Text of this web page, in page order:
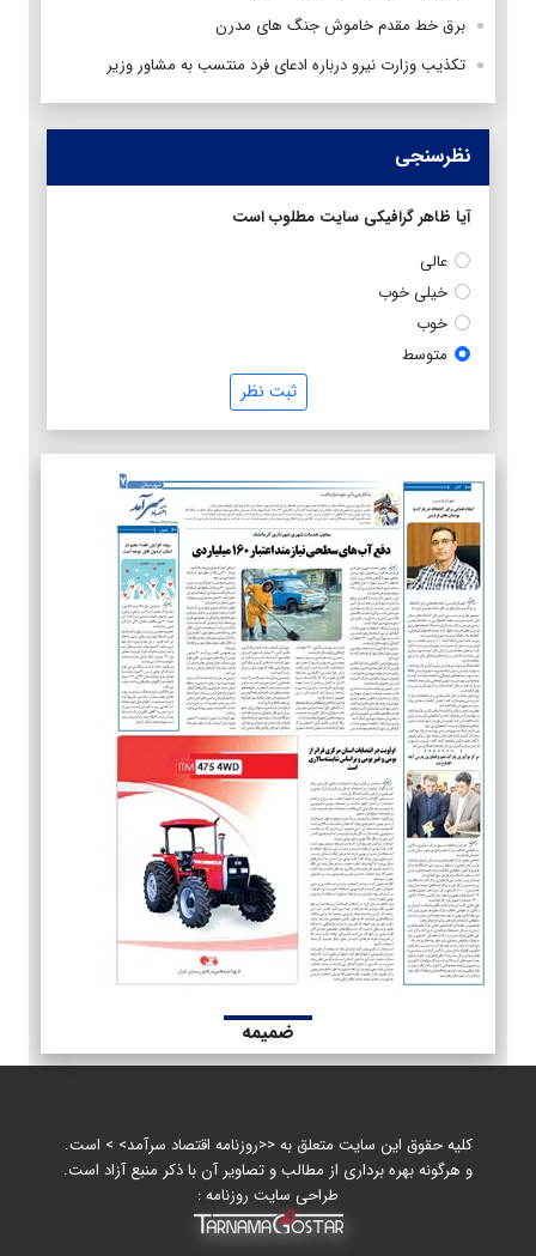
برق خط مقدم خاموش جنگ های مدرن
تکذیب وزارت نیرو درباره ادعای فرد منتسب به مشاور وزیر
نظرسنجی
آیا ظاهر گرافیکی سایت مطلوب است
عالی
خیلی خوب
خوب
متوسط
ثبت نظر
ضمیمه
کلیه حقوق این سایت متعلق به <<روزنامه اقتصاد سرآمد> > است.
و هرگونه بهره برداری از مطالب و تصاویر آن با ذکر منبع آزاد است.
طراحی سایت روزنامه :